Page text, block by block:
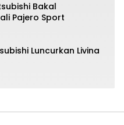
Bakal
Pajero Sport
Luncurkan Livina